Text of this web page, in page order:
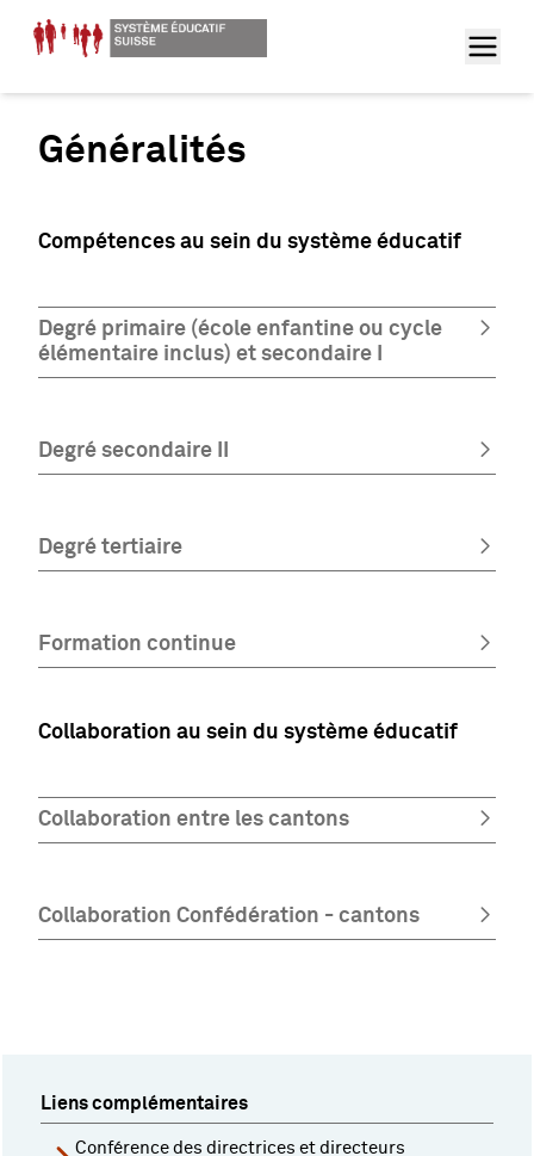
Généralités
Compétences au sein du système éducatif
Degré primaire (école enfantine ou cycle
élémentaire inclus) et secondaire I
Degré secondaire II
Degré tertiaire
Formation continue
Collaboration au sein du système éducatif
Collaboration entre les cantons
Collaboration Confédération - cantons
Liens complémentaires
Conférence des directrices et directeurs